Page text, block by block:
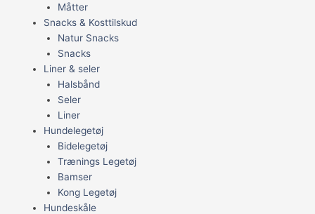
Måtter
Snacks & Kosttilskud
Natur Snacks
Snacks
Liner & seler
Halsbånd
Seler
Liner
Hundelegetøj
Bidelegetøj
Trænings Legetøj
Bamser
Kong Legetøj
Hundeskåle